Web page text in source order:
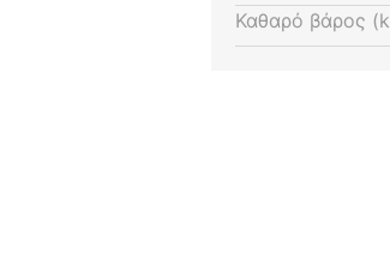
Καθαρό βάρος